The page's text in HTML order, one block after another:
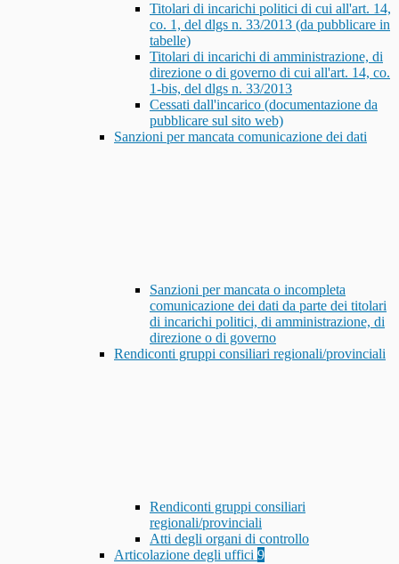
Titolari di incarichi politici di cui all'art. 14,
co. 1, del dlgs n. 33/2013 (da pubblicare in
tabelle)
Titolari di incarichi di amministrazione, di
direzione o di governo di cui all'art. 14, co.
1-bis, del dlgs n. 33/2013
Cessati dall'incarico (documentazione da
pubblicare sul sito web)
Sanzioni per mancata comunicazione dei dati
Sanzioni per mancata o incompleta
comunicazione dei dati da parte dei titolari
di incarichi politici, di amministrazione, di
direzione o di governo
Rendiconti gruppi consiliari regionali/provinciali
Rendiconti gruppi consiliari
regionali/provinciali
Atti degli organi di controllo
Articolazione degli uffici 9